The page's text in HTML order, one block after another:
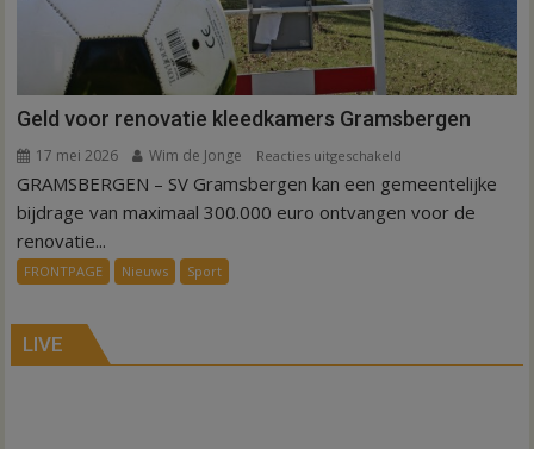
Geld voor renovatie kleedkamers Gramsbergen
17 mei 2026 Wim de Jonge Reacties uitgeschakeld
Geld
voor
GRAMSBERGEN – SV Gramsbergen kan een gemeentelijke
bijdrage van maximaal 300.000 euro ontvangen voor de
renovatie...
FRONTPAGE Nieuws Sport
LIVE